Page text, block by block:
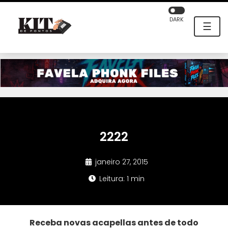
☰
DARK
2222
janeiro 27, 2015
Leitura: 1 min
Receba novas acapellas antes de todo